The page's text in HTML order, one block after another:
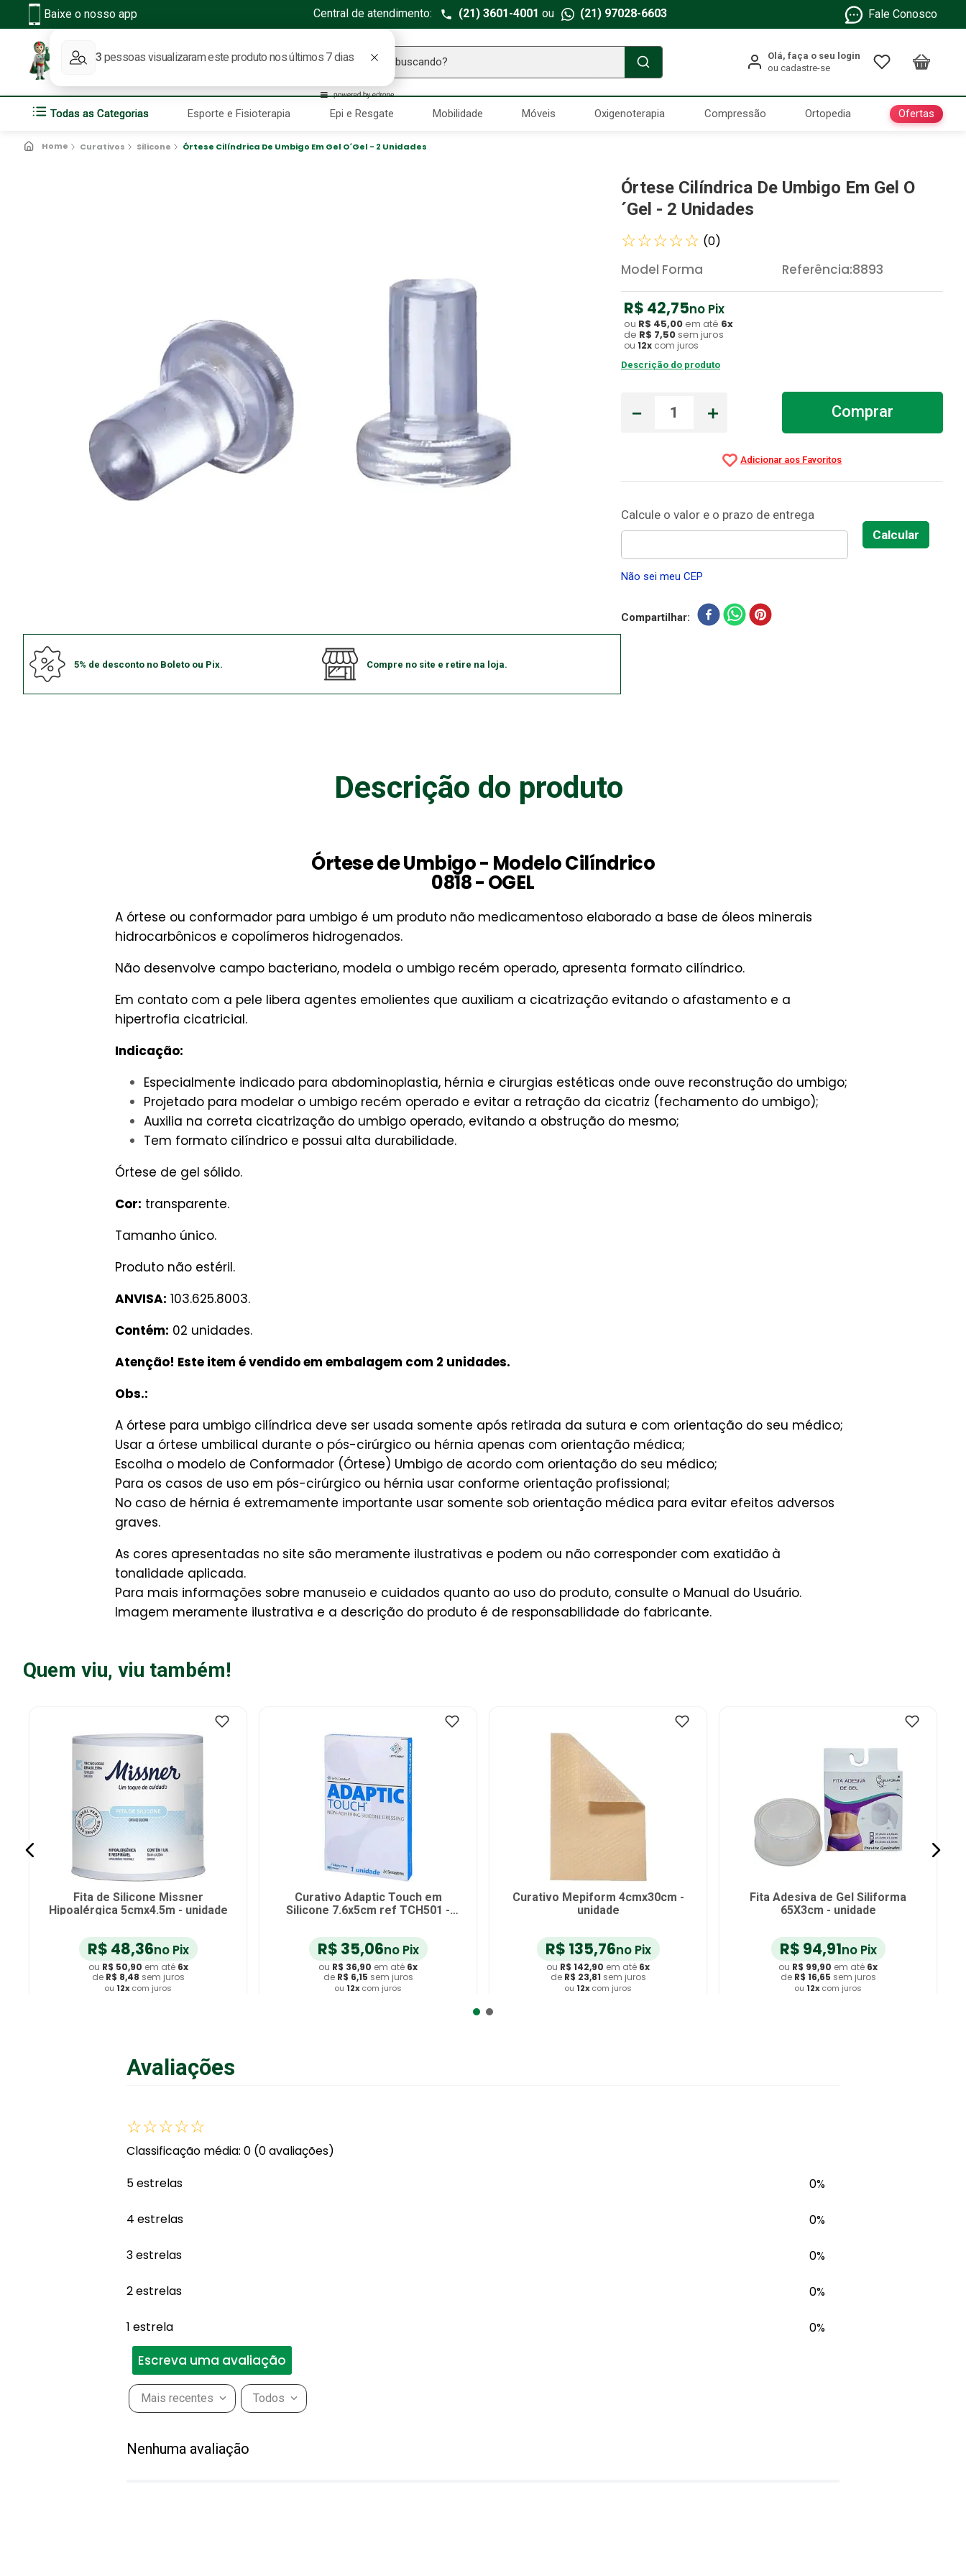
Baixe o nosso app Central de atendimento: (21) 3601-4001 ou (21) 97028-6603 Fale Conosco
O que você está buscando?
Todas as Categorias Esporte e Fisioterapia Epi e Resgate Mobilidade Móveis Oxigenoterapia Compressão Ortopedia Ofertas
Curativos Silicone Órtese Cilíndrica De Umbigo Em Gel O´Gel - 2 Unidades
5% de desconto no Boleto ou Pix. Compre no site e retire na loja.
Órtese Cilíndrica De Umbigo Em Gel O
´Gel - 2 Unidades
☆☆☆☆☆ (0)
Model Forma Referência:8893
R$ 42,75no Pix
ou R$ 45,00em até 6x
de R$ 7,50 sem juros
ou 12x com juros
Descrição do produto
＋
－ Comprar
Não sei meu CEP
Compartilhar
Descrição do produto
Órtese de Umbigo - Modelo Cilíndrico
0818 - OGEL
A órtese ou conformador para umbigo é um produto não medicamentoso elaborado a base de óleos minerais
hidrocarbônicos e copolímeros hidrogenados.
Não desenvolve campo bacteriano, modela o umbigo recém operado, apresenta formato cilíndrico.
Em contato com a pele libera agentes emolientes que auxiliam a cicatrização evitando o afastamento e a
hipertrofia cicatricial.
Indicação:
Especialmente indicado para abdominoplastia, hérnia e cirurgias estéticas onde ouve reconstrução do umbigo;
Projetado para modelar o umbigo recém operado e evitar a retração da cicatriz (fechamento do umbigo);
Auxilia na correta cicatrização do umbigo operado, evitando a obstrução do mesmo;
Tem formato cilíndrico e possui alta durabilidade.
Órtese de gel sólido.
Cor: transparente.
Tamanho único.
Produto não estéril.
ANVISA: 103.625.8003.
Contém: 02 unidades.
Atenção! Este item é vendido em embalagem com 2 unidades.
Obs.:
A órtese para umbigo cilíndrica deve ser usada somente após retirada da sutura e com orientação do seu médico;
Usar a órtese umbilical durante o pós-cirúrgico ou hérnia apenas com orientação médica;
Escolha o modelo de Conformador (Órtese) Umbigo de acordo com orientação do seu médico;
Para os casos de uso em pós-cirúrgico ou hérnia usar conforme orientação profissional;
No caso de hérnia é extremamente importante usar somente sob orientação médica para evitar efeitos adversos
graves.
As cores apresentadas no site são meramente ilustrativas e podem ou não corresponder com exatidão à
tonalidade aplicada.
Para mais informações sobre manuseio e cuidados quanto ao uso do produto, consulte o Manual do Usuário.
Imagem meramente ilustrativa e a descrição do produto é de responsabilidade do fabricante.
Quem viu, viu também!
Fita de Silicone Missner
Hipoalérgica 5cmx4.5m - unidade
R$ 48,36no Pix
ou R$ 50,90 em até 6x
de R$ 8,48 sem juros
ou 12x com juros
Curativo Adaptic Touch em
Silicone 7.6x5cm ref TCH501 -
R$ 35,06no Pix
ou R$ 36,90 em até 6x
de R$ 6,15 sem juros
ou 12x com juros
Curativo Mepiform 4cmx30cm -
unidade
R$ 135,76no Pix
ou R$ 142,90 em até 6x
de R$ 23,81 sem juros
ou 12x com juros
Fita Adesiva de Gel Siliforma
65X3cm - unidade
R$ 94,91no Pix
ou R$ 99,90 em até 6x
de R$ 16,65 sem juros
ou 12x com juros
Avaliações
☆☆☆☆☆
Classificação média: 0 (0 avaliações)
5 estrelas
0%
4 estrelas 0%
3 estrelas 0%
2 estrelas 0%
1 estrela 0%
Escreva uma avaliação
Mais recentes Todos
Nenhuma avaliação
TERMOS MAIS BUSCADOS
Seringa Insulina
2º Fralda Geriatrica